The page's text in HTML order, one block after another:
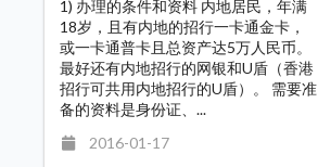
1) 办理的条件和资料 内地居民，年满
18岁，且有内地的招行一卡通金卡，
或一卡通普卡且总资产达5万人民币。
最好还有内地招行的网银和U盾（香港
招行可共用内地招行的U盾）。 需要准
备的资料是身份证、...
2016-01-17